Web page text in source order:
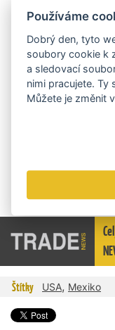
cenovou politikou,
mentalita
obchodní vztahy a
kvalitou a dlouhou
telefonicky a
trumfem,“ shrnuje
obchodníky.
Štítky USA, Mexiko
Používáme
Dobrý den, tyto
soubory cookie k
a sledovací
nimi pracujete. Ty
Můžete je změnit